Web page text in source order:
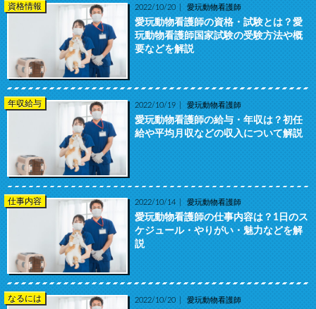
資格情報 2022/10/20 愛玩動物看護師
愛玩動物看護師の資格・試験とは？愛
玩動物看護師国家試験の受験方法や概
要などを解説
年収給与 2022/10/19 愛玩動物看護師
愛玩動物看護師の給与・年収は？初任
給や平均月収などの収入について解説
仕事内容 2022/10/14 愛玩動物看護師
愛玩動物看護師の仕事内容は？1日のス
ケジュール・やりがい・魅力などを解
説
なるには 2022/10/20 愛玩動物看護師